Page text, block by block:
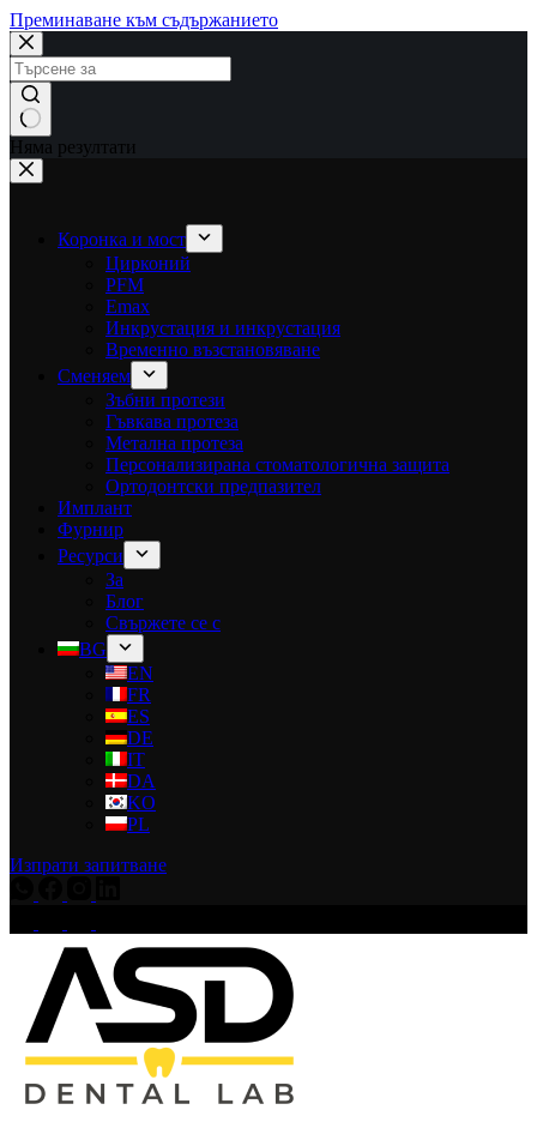
Преминаване към съдържанието
Няма резултати
Коронка и мост
Цирконий
PFM
Emax
Инкрустация и инкрустация
Временно възстановяване
Сменяем
Зъбни протези
Гъвкава протеза
Метална протеза
Персонализирана стоматологична защита
Ортодонтски предпазител
Имплант
Фурнир
Ресурси
За
Блог
Свържете се с
BG
EN
FR
ES
DE
IT
DA
KO
PL
Изпрати запитване